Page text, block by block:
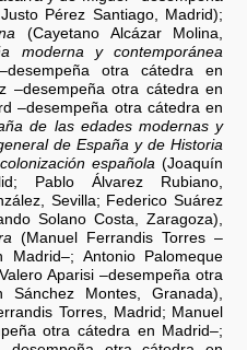
Pérez Santiago, Madrid);
(Cayetano Alcázar Molina,
moderna y contemporánea
otra cátedra en
–desempeña otra cátedra en
–desempeña otra cátedra en
de las edades modernas y
de España y de Historia
española (Joaquín
Pablo Álvarez Rubiano,
Sevilla; Federico Suárez
Solano Costa, Zaragoza),
(Manuel Ferrandis Torres –
Antonio Palomeque
Aparisi –desempeña otra
Montes, Granada),
Torres, Madrid; Manuel
otra cátedra en Madrid–;